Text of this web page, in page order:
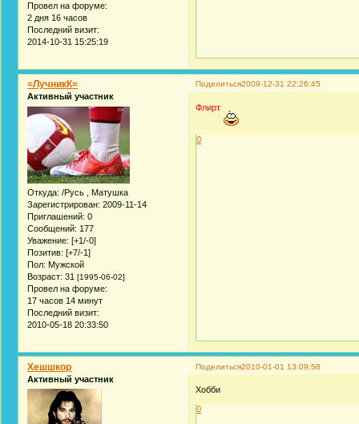
Провел на форуме:
2 дня 16 часов
Последний визит:
2014-10-31 15:25:19
Поделиться2009-12-31 22:26:45
=ЛучникК=
Активный участник
Откуда: /Русь , Матушка
Зарегистрирован: 2009-11-14
Приглашений: 0
Сообщений: 177
Уважение: [+1/-0]
Позитив: [+7/-1]
Пол: Мужской
Возраст: 31 [1995-06-02]
Провел на форуме:
17 часов 14 минут
Последний визит:
2010-05-18 20:33:50
Флирт
0
Поделиться2010-01-01 13:09:58
Хешшкор
Активный участник
Хобби
0